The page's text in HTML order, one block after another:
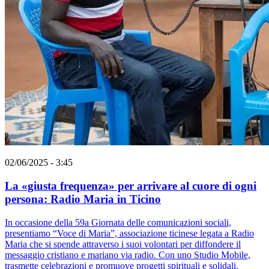
02/06/2025 - 3:45
La «giusta frequenza» per arrivare al cuore di ogni
persona: Radio Maria in Ticino
In occasione della 59a Giornata delle comunicazioni sociali,
presentiamo “Voce di Maria”, associazione ticinese legata a Radio
Maria che si spende attraverso i suoi volontari per diffondere il
messaggio cristiano e mariano via radio. Con uno Studio Mobile,
trasmette celebrazioni e promuove progetti spirituali e solidali.